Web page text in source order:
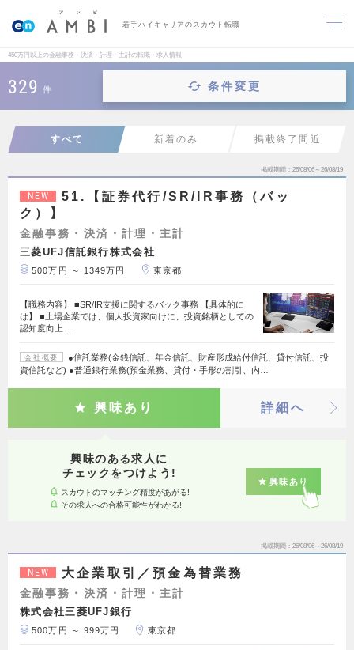
若手ハイキャリアのスカウト転職
450万円以上の金融事務・決済・計理・主計の転職・求人情報
329 件 条件変更
すべて 新着のみ 掲載終了間近
掲載期間 26/08/06～26/08/19
NEW
51.【証券代行/SR/IR事務（バッ
ク）】
金融事務・決済・計理・主計
三菱UFJ信託銀行株式会社
500万円 ～ 1349万円 東京都
【職務内容】 ■SR/IR支援に関するバック事務 【具体的に
は】 ■上場企業では、個人投資家向けに、投資銘柄としての
認知度向上…
会社概要
●信託業務(金銭信託、年金信託、財産形成給付信託、貸付信託、投
資信託など) ●普通銀行業務(預金業務、貸付・手形の割引、内…
興味あり 詳細へ
興味のある求人に
チェックをつけよう!
スカウトのマッチング精度があがる!
その求人への合格可能性がわかる!
興味あり
掲載期間 26/08/06～26/08/19
NEW 大企業取引／預金為替業務
金融事務・決済・計理・主計
株式会社三菱UFJ銀行
500万円 ～ 999万円 東京都